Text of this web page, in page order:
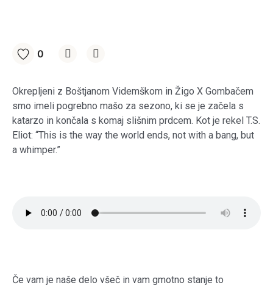
0
Okrepljeni z Boštjanom Videmškom in Žigo X Gombačem
smo imeli pogrebno mašo za sezono, ki se je začela s
katarzo in končala s komaj slišnim prdcem. Kot je rekel T.S.
Eliot: “This is the way the world ends, not with a bang, but
a whimper.”
Če vam je naše delo všeč in vam gmotno stanje to